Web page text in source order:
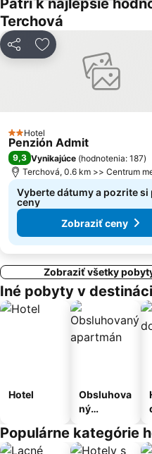
Ski Park Gruň
Skanzen Vychylovka - Kysucké múzeum
Duży Rachowiec - Zwardoń
Brodno
Zagroń
Patrí k najlepšie
Terchová
ZdieľaťPridať do obľúbených
2 Počet hviezdičiek
Hotel
Penzión Admit
9,3 Vynikajúce (hodnotenia: 187)
Terchová, 0.6 km >> Centrum
Vyberte dátumy a pozrite si
ceny
Zobraziť ceny
Zobraziť všetky
Iné pobyty v
Hotel
Obsluhova
ný
Populárne kategórie